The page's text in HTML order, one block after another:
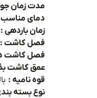
مدت زمان
دمای مناسب
زمان باردهی :
فصل کاشت :
فصل کاشت
عمق کاشت
قوه نامیه :
نوع بسته